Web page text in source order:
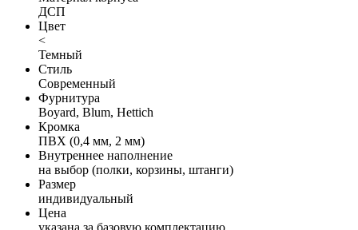
ДСП
Цвет
<
Темный
Стиль
Современный
Фурнитура
Boyard, Blum, Hettich
Кромка
ПВХ (0,4 мм, 2 мм)
Внутреннее наполнение
на выбор (полки, корзины, штанги)
Размер
индивидуальный
Цена
указана за базовую комплектацию